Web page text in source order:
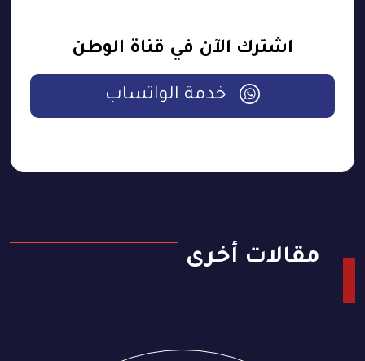
اشترك الآن في قناة الوطن
خدمة الواتساب
مقالات أخرى